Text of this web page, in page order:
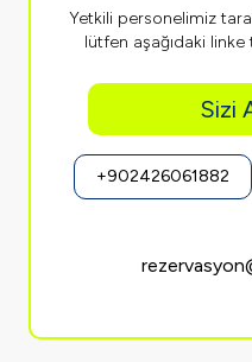
Yetkili personelimiz
lütfen aşağıdaki
Sizi
+902426061882